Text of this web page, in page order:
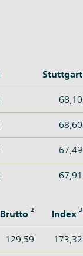
Stuttgart
68,10
68,60
67,49
67,91
Brutto 2 Index 3
129,59 173,32